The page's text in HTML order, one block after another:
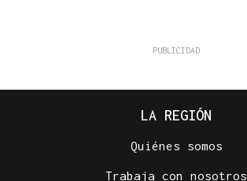
Isaac Pedrouzo
LA REGIÓN
Quiénes somos
Trabaja con nosotros